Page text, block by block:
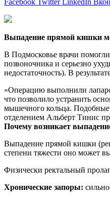
Выпадение прямой кишки
В Подмосковье врачи
позвоночника и серьезно
недостаточность). В
«Операцию выполнили
что позволило устранить
мышечного кольца. Подобные
отделением Альберт Тинис
Почему возникает
Выпадение прямой кишки
степени тяжести оно может
Физически ректальный
Хронические запоры: